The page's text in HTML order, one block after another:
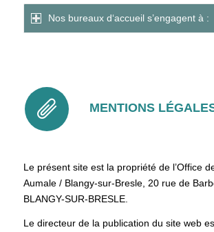
Nos bureaux d‘accueil s’engagent à :
MENTIONS
Le présent site est la propriété de l’Office
Aumale / Blangy-sur-Bresle, 20 rue de
BLANGY-SUR-BRESLE.
Le directeur de la publication du site web